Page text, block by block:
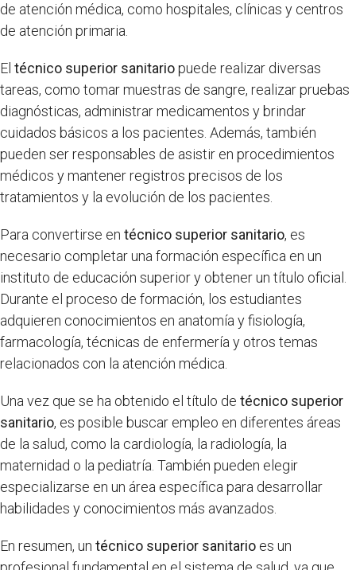
de atención médica, como hospitales, clínicas y centros
de atención primaria.
El técnico superior sanitariopuede realizar diversas
tareas, como tomar muestras de sangre, realizar pruebas
diagnósticas, administrar medicamentos y brindar
cuidados básicos a los pacientes. Además, también
pueden ser responsables de asistir en procedimientos
médicos y mantener registros precisos de los
tratamientos y la evolución de los pacientes.
Para convertirse en técnico superior sanitario, es
necesario completar una formación específica en un
instituto de educación superior y obtener un título oficial.
Durante el proceso de formación, los estudiantes
adquieren conocimientos en anatomía y fisiología,
farmacología, técnicas de enfermería y otros temas
relacionados con la atención médica.
Una vez que se ha obtenido el título de técnico superior
sanitario, es posible buscar empleo en diferentes áreas
de la salud, como la cardiología, la radiología, la
maternidad o la pediatría. También pueden elegir
especializarse en un área específica para desarrollar
habilidades y conocimientos más avanzados.
En resumen, un técnico superior sanitario es un